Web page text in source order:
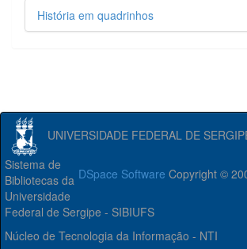
História em quadrinhos
UNIVERSIDADE FEDERAL DE
DSpace Software Copyright ©
Sistema de
Bibliotecas da
Universidade
Federal de Sergipe - SIBIUFS
Núcleo de Tecnologia da Informação - NTI